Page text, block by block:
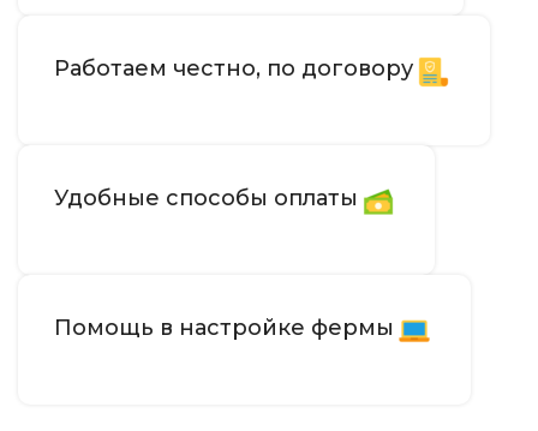
Работаем честно, по договору
Удобные способы оплаты
Помощь в настройке фермы